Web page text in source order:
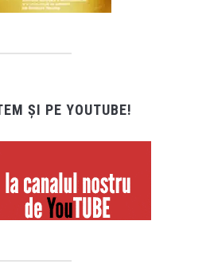
ȘI PE YOUTUBE!